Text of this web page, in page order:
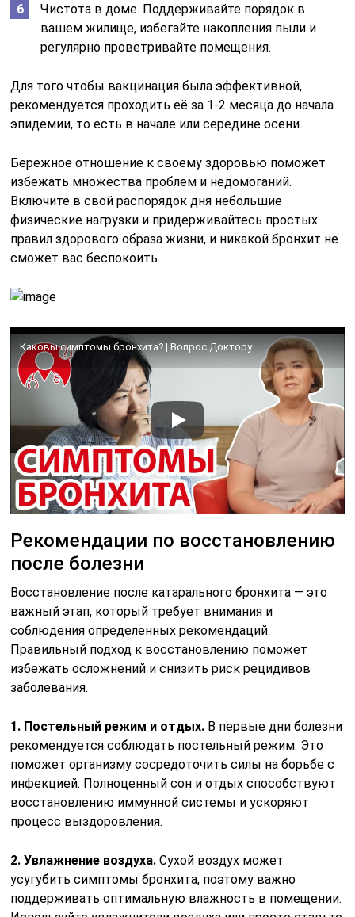
Чистота в доме. Поддерживайте порядок в
вашем жилище, избегайте накопления пыли и
регулярно проветривайте помещения.
Для того чтобы вакцинация была эффективной,
рекомендуется проходить её за 1-2 месяца до начала
эпидемии, то есть в начале или середине осени.
Бережное отношение к своему здоровью поможет
избежать множества проблем и недомоганий.
Включите в свой распорядок дня небольшие
физические нагрузки и придерживайтесь простых
правил здорового образа жизни, и никакой бронхит не
сможет вас беспокоить.
Каковы симптомы бронхита? | Вопрос Доктору
Рекомендации по восстановлению
после болезни
Восстановление после катарального бронхита — это
важный этап, который требует внимания и
соблюдения определенных рекомендаций.
Правильный подход к восстановлению поможет
избежать осложнений и снизить риск рецидивов
заболевания.
1. Постельный режим и отдых. В первые дни болезни
рекомендуется соблюдать постельный режим. Это
поможет организму сосредоточить силы на борьбе с
инфекцией. Полноценный сон и отдых способствуют
восстановлению иммунной системы и ускоряют
процесс выздоровления.
2. Увлажнение воздуха. Сухой воздух может
усугубить симптомы бронхита, поэтому важно
поддерживать оптимальную влажность в помещении.